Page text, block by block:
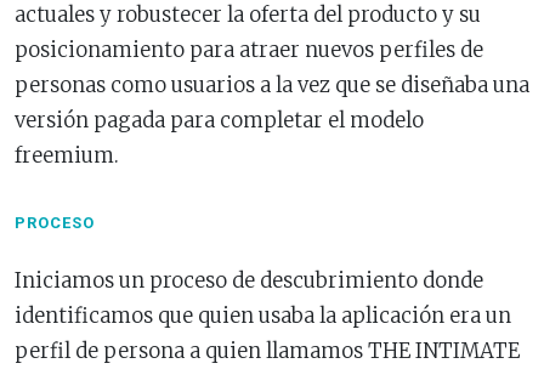
actuales y robustecer la oferta del producto y su
posicionamiento para atraer nuevos perfiles de
personas como usuarios a la vez que se diseñaba una
versión pagada para completar el modelo
freemium.
PROCESO
Iniciamos un proceso de descubrimiento donde
identificamos que quien usaba la aplicación era un
perfil de persona a quien llamamos THE INTIMATE